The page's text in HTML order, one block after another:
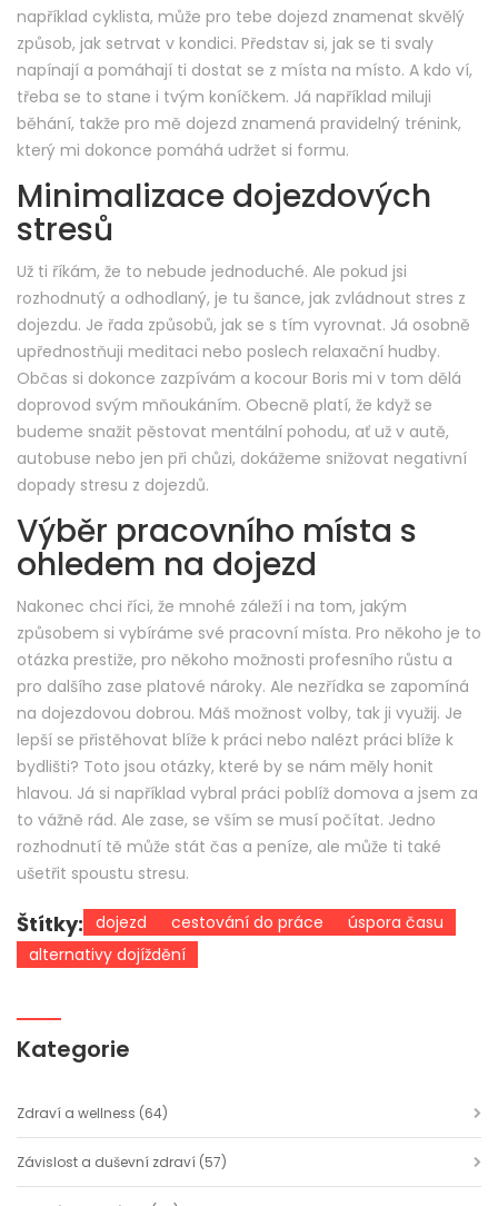
například cyklista, může pro tebe dojezd znamenat skvělý
způsob, jak setrvat v kondici. Představ si, jak se ti svaly
napínají a pomáhají ti dostat se z místa na místo. A kdo ví,
třeba se to stane i tvým koníčkem. Já například miluji
běhání, takže pro mě dojezd znamená pravidelný trénink,
který mi dokonce pomáhá udržet si formu.
Minimalizace dojezdových
stresů
Už ti říkám, že to nebude jednoduché. Ale pokud jsi
rozhodnutý a odhodlaný, je tu šance, jak zvládnout stres z
dojezdu. Je řada způsobů, jak se s tím vyrovnat. Já osobně
upřednostňuji meditaci nebo poslech relaxační hudby.
Občas si dokonce zazpívám a kocour Boris mi v tom dělá
doprovod svým mňoukáním. Obecně platí, že když se
budeme snažit pěstovat mentální pohodu, ať už v autě,
autobuse nebo jen při chůzi, dokážeme snižovat negativní
dopady stresu z dojezdů.
Výběr pracovního místa s
ohledem na dojezd
Nakonec chci říci, že mnohé záleží i na tom, jakým
způsobem si vybíráme své pracovní místa. Pro někoho je to
otázka prestiže, pro někoho možnosti profesního růstu a
pro dalšího zase platové nároky. Ale nezřídka se zapomíná
na dojezdovou dobrou. Máš možnost volby, tak ji využij. Je
lepší se přistěhovat blíže k práci nebo nalézt práci blíže k
bydlišti? Toto jsou otázky, které by se nám měly honit
hlavou. Já si například vybral práci poblíž domova a jsem za
to vážně rád. Ale zase, se vším se musí počítat. Jedno
rozhodnutí tě může stát čas a peníze, ale může ti také
ušetřit spoustu stresu.
Štítky: dojezd cestování do práce
úspora času
alternativy dojíždění
Kategorie
Zdraví a wellness (64)
Závislost a duševní zdraví (57)